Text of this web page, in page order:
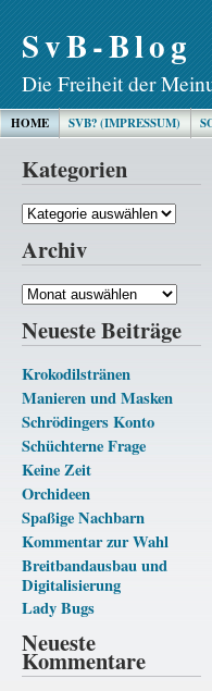
SvB-Blog
Die Freiheit der
HOME SVB? (IMPRESSUM)
Kategorien
Kategorien
Archiv
Archiv
Neueste Beiträge
Krokodilstränen
Manieren und Masken
Schrödingers Konto
Schüchterne Frage
Keine Zeit
Orchideen
Spaßige Nachbarn
Kommentar zur Wahl
Breitbandausbau und
Digitalisierung
Lady Bugs
Neueste
Kommentare